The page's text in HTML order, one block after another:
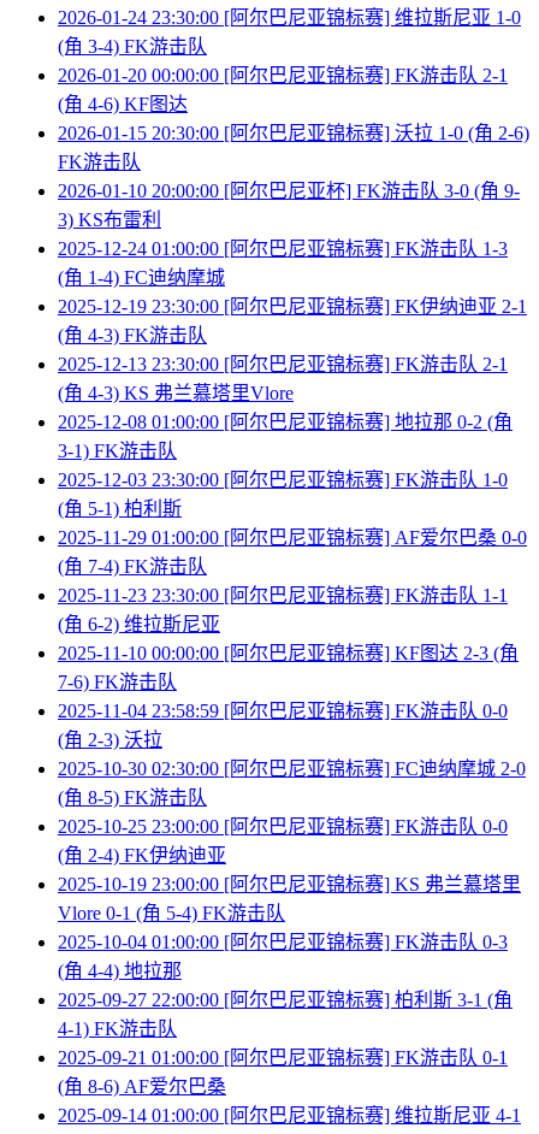
2026-01-24 23:30:00 [阿尔巴尼亚锦标赛] 维拉斯尼亚 1-0
(角 3-4) FK游击队
2026-01-20 00:00:00 [阿尔巴尼亚锦标赛] FK游击队 2-1
(角 4-6) KF图达
2026-01-15 20:30:00 [阿尔巴尼亚锦标赛] 沃拉 1-0 (角 2-6)
FK游击队
2026-01-10 20:00:00 [阿尔巴尼亚杯] FK游击队 3-0 (角 9-
3) KS布雷利
2025-12-24 01:00:00 [阿尔巴尼亚锦标赛] FK游击队 1-3
(角 1-4) FC迪纳摩城
2025-12-19 23:30:00 [阿尔巴尼亚锦标赛] FK伊纳迪亚 2-1
(角 4-3) FK游击队
2025-12-13 23:30:00 [阿尔巴尼亚锦标赛] FK游击队 2-1
(角 4-3) KS 弗兰慕塔里Vlore
2025-12-08 01:00:00 [阿尔巴尼亚锦标赛] 地拉那 0-2 (角
3-1) FK游击队
2025-12-03 23:30:00 [阿尔巴尼亚锦标赛] FK游击队 1-0
(角 5-1) 柏利斯
2025-11-29 01:00:00 [阿尔巴尼亚锦标赛] AF爱尔巴桑 0-0
(角 7-4) FK游击队
2025-11-23 23:30:00 [阿尔巴尼亚锦标赛] FK游击队 1-1
(角 6-2) 维拉斯尼亚
2025-11-10 00:00:00 [阿尔巴尼亚锦标赛] KF图达 2-3 (角
7-6) FK游击队
2025-11-04 23:58:59 [阿尔巴尼亚锦标赛] FK游击队 0-0
(角 2-3) 沃拉
2025-10-30 02:30:00 [阿尔巴尼亚锦标赛] FC迪纳摩城 2-0
(角 8-5) FK游击队
2025-10-25 23:00:00 [阿尔巴尼亚锦标赛] FK游击队 0-0
(角 2-4) FK伊纳迪亚
2025-10-19 23:00:00 [阿尔巴尼亚锦标赛] KS 弗兰慕塔里
Vlore 0-1 (角 5-4) FK游击队
2025-10-04 01:00:00 [阿尔巴尼亚锦标赛] FK游击队 0-3
(角 4-4) 地拉那
2025-09-27 22:00:00 [阿尔巴尼亚锦标赛] 柏利斯 3-1 (角
4-1) FK游击队
2025-09-21 01:00:00 [阿尔巴尼亚锦标赛] FK游击队 0-1
(角 8-6) AF爱尔巴桑
2025-09-14 01:00:00 [阿尔巴尼亚锦标赛] 维拉斯尼亚 4-1